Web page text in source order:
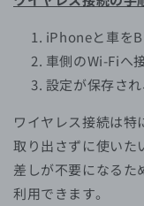
iPhoneと車を
車側のWi-Fiへ
設定が保存さ
ワイヤレス接続は
取り出さずに使いた
差しが不要になるた
利用できます。